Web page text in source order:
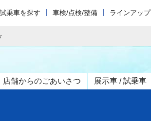
乗車を探す 車検/点検/整備 ラインアップ
店舗からのごあいさつ 展示車 / 試乗車